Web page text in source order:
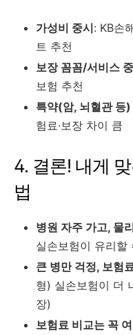
가성비 중시: KB손
트 추천
보장 꼼꼼/서비스
보험 추천
특약(암, 뇌혈관 등
험료·보장 차이 큼
4. 결론! 내게
법
병원 자주 가고, 물
실손보험이 유리할
큰 병만 걱정, 보험
형) 실손보험이 더
장)
보험료 비교는 꼭